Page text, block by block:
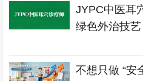
JYPC中医耳
绿色外治技
不想只做 “安